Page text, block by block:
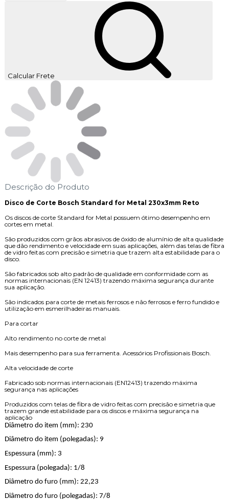
Calcular Frete
Descrição do Produto
Disco de Corte Bosch Standard for Metal 230x3mm Reto
Os discos de corte Standard for Metal possuem ótimo desempenho em
cortes em metal.
São produzidos com grãos abrasivos de óxido de alumínio de alta qualidade
que dão rendimento e velocidade em suas aplicações, além das telas de fibra
de vidro feitas com precisão e simetria que trazem alta estabilidade para o
disco.
São fabricados sob alto padrão de qualidade em conformidade com as
normas internacionais (EN 12413) trazendo máxima segurança durante
sua aplicação.
São indicados para corte de metais ferrosos e não ferrosos e ferro fundido e
utilização em esmerilhadeiras manuais.
Para cortar
Alto rendimento no corte de metal
Mais desempenho para sua ferramenta. Acessórios Profissionais Bosch.
Alta velocidade de corte
Fabricado sob normas internacionais (EN12413) trazendo máxima
segurança nas aplicações
Produzidos com telas de fibra de vidro feitas com precisão e simetria que
trazem grande estabilidade para os discos e máxima segurança na
aplicação
Diâmetro do item (mm): 230
Diâmetro do item (polegadas): 9
Espessura (mm): 3
Espessura (polegada): 1/8
Diâmetro do furo (mm): 22,23
Diâmetro do furo (polegadas): 7/8